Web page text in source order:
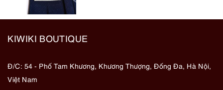
KIWIKI BOUTIQUE
Đ/C: 54 - Phố Tam Khương, Khương Thượng, Đống Đa, Hà Nội,
Việt Nam